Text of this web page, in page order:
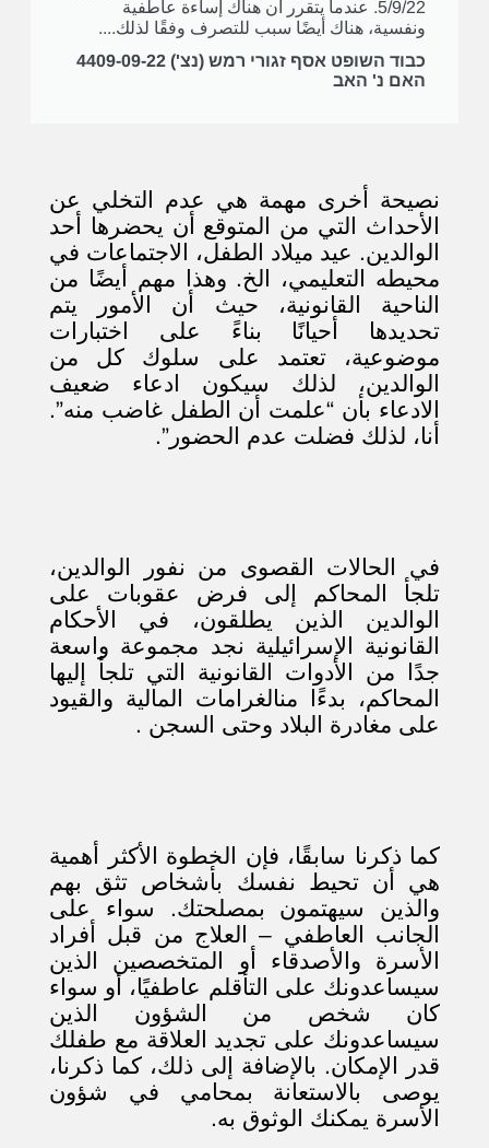
5/9/22. عندما يتقرر أن هناك إساءة عاطفية
ونفسية، هناك أيضًا سبب للتصرف وفقًا لذلك....
האם נ' האב
نصيحة أخرى مهمة هي عدم التخلي عن
الأحداث التي من المتوقع أن يحضرها أحد
الوالدين. عيد ميلاد الطفل، الاجتماعات في
محيطه التعليمي، الخ. وهذا مهم أيضًا من
الناحية القانونية، حيث أن الأمور يتم
تحديدها أحيانًا بناءً على اختبارات
موضوعية، تعتمد على سلوك كل من
الوالدين، لذلك سيكون ادعاء ضعيف
الادعاء بأن “علمت أن الطفل غاضب منه”.
أنا، لذلك فضلت عدم الحضور”.
في الحالات القصوى من نفور الوالدين،
تلجأ المحاكم إلى فرض عقوبات على
الوالدين الذين يطلقون، في الأحكام
القانونية الإسرائيلية نجد مجموعة واسعة
جدًا من الأدوات القانونية التي تلجأ إليها
المحاكم، بدءًا منالغرامات المالية والقيود
على مغادرة البلاد وحتى السجن .
كما ذكرنا سابقًا، فإن الخطوة الأكثر أهمية
هي أن تحيط نفسك بأشخاص تثق بهم
والذين سيهتمون بمصلحتك. سواء على
الجانب العاطفي – العلاج من قبل أفراد
الأسرة والأصدقاء أو المتخصصين الذين
سيساعدونك على التأقلم عاطفيًا، أو سواء
كان شخص من الشؤون الذين
سيساعدونك على تجديد العلاقة مع طفلك
قدر الإمكان. بالإضافة إلى ذلك، كما ذكرنا،
يوصى بالاستعانة بمحامي في شؤون
الأسرة يمكنك الوثوق به.